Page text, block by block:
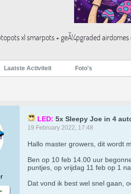
xl smarpots + geÃ¼pgraded
Laatste Activiteit Foto's
LED: 5x Sleepy Joe in 4
19 February 2022, 17:48
Hallo master growers, dit wordt
Ben op 10 feb 14.00 uur
puntjes, op vrijdag 11 feb op 1
Dat vond ik best wel snel gaan,